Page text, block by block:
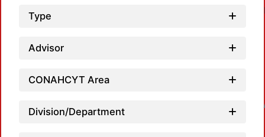
Type
Advisor
CONAHCYT Area
Division/Department